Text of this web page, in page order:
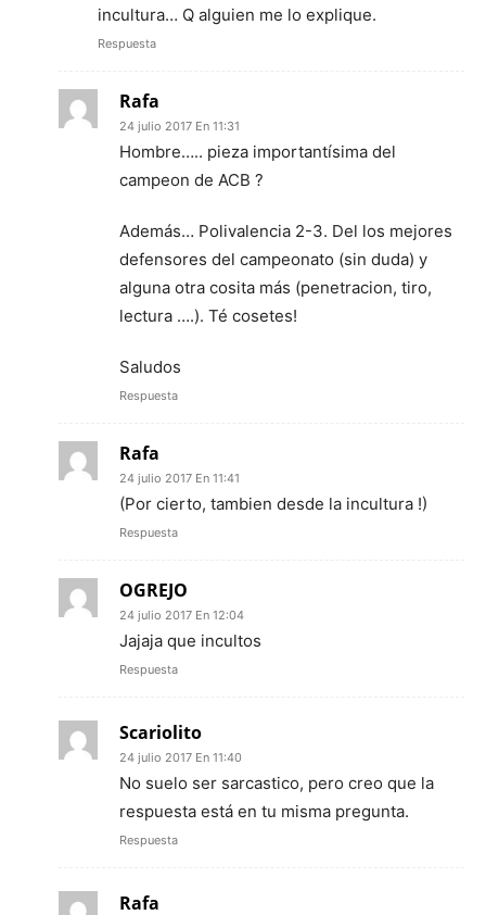
incultura… Q alguien me lo explique.
Respuesta
Rafa
24 julio 2017 En 11:31
Hombre….. pieza importantísima del
campeon de ACB ?
Además… Polivalencia 2-3. Del los mejores
defensores del campeonato (sin duda) y
alguna otra cosita más (penetracion, tiro,
lectura ….). Té cosetes!
Saludos
Respuesta
Rafa
24 julio 2017 En 11:41
(Por cierto, tambien desde la incultura !)
Respuesta
OGREJO
24 julio 2017 En 12:04
Jajaja que incultos
Respuesta
Scariolito
24 julio 2017 En 11:40
No suelo ser sarcastico, pero creo que la
respuesta está en tu misma pregunta.
Respuesta
Rafa